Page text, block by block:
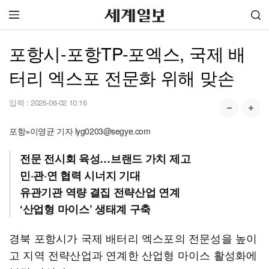
포항시-포항TP-포엑스, 국제 배
터리 엑스포 전문화 위해 맞손
입력 : 2026-06-02 10:16
포항=이영균 기자 lyg0203@segye.com
전문 전시회 육성…브랜드 가치 제고
민·관·연 협력 시너지 기대
유관기관 역량 결집 전략산업 연계
‘산업형 마이스’ 생태계 구축
경북 포항시가 국제 배터리 엑스포의 전문성을 높이
고 지역 전략산업과 연계한 산업형 마이스 활성화에